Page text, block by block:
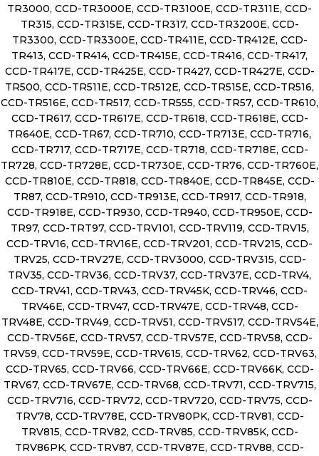
TR3000, CCD-TR3000E, CCD-TR3100E, CCD-TR311E, CCD-
TR315, CCD-TR315E, CCD-TR317, CCD-TR3200E, CCD-
TR3300, CCD-TR3300E, CCD-TR411E, CCD-TR412E, CCD-
TR413, CCD-TR414, CCD-TR415E, CCD-TR416, CCD-TR417,
CCD-TR417E, CCD-TR425E, CCD-TR427, CCD-TR427E, CCD-
TR500, CCD-TR511E, CCD-TR512E, CCD-TR515E, CCD-TR516,
CCD-TR516E, CCD-TR517, CCD-TR555, CCD-TR57, CCD-TR610,
CCD-TR617, CCD-TR617E, CCD-TR618, CCD-TR618E, CCD-
TR640E, CCD-TR67, CCD-TR710, CCD-TR713E, CCD-TR716,
CCD-TR717, CCD-TR717E, CCD-TR718, CCD-TR718E, CCD-
TR728, CCD-TR728E, CCD-TR730E, CCD-TR76, CCD-TR760E,
CCD-TR810E, CCD-TR818, CCD-TR840E, CCD-TR845E, CCD-
TR87, CCD-TR910, CCD-TR913E, CCD-TR917, CCD-TR918,
CCD-TR918E, CCD-TR930, CCD-TR940, CCD-TR950E, CCD-
TR97, CCD-TRT97, CCD-TRV101, CCD-TRV119, CCD-TRV15,
CCD-TRV16, CCD-TRV16E, CCD-TRV201, CCD-TRV215, CCD-
TRV25, CCD-TRV27E, CCD-TRV3000, CCD-TRV315, CCD-
TRV35, CCD-TRV36, CCD-TRV37, CCD-TRV37E, CCD-TRV4,
CCD-TRV41, CCD-TRV43, CCD-TRV45K, CCD-TRV46, CCD-
TRV46E, CCD-TRV47, CCD-TRV47E, CCD-TRV48, CCD-
TRV48E, CCD-TRV49, CCD-TRV51, CCD-TRV517, CCD-TRV54E,
CCD-TRV56E, CCD-TRV57, CCD-TRV57E, CCD-TRV58, CCD-
TRV59, CCD-TRV59E, CCD-TRV615, CCD-TRV62, CCD-TRV63,
CCD-TRV65, CCD-TRV66, CCD-TRV66E, CCD-TRV66K, CCD-
TRV67, CCD-TRV67E, CCD-TRV68, CCD-TRV71, CCD-TRV715,
CCD-TRV716, CCD-TRV72, CCD-TRV720, CCD-TRV75, CCD-
TRV78, CCD-TRV78E, CCD-TRV80PK, CCD-TRV81, CCD-
TRV815, CCD-TRV82, CCD-TRV85, CCD-TRV85K, CCD-
TRV86PK, CCD-TRV87, CCD-TRV87E, CCD-TRV88, CCD-